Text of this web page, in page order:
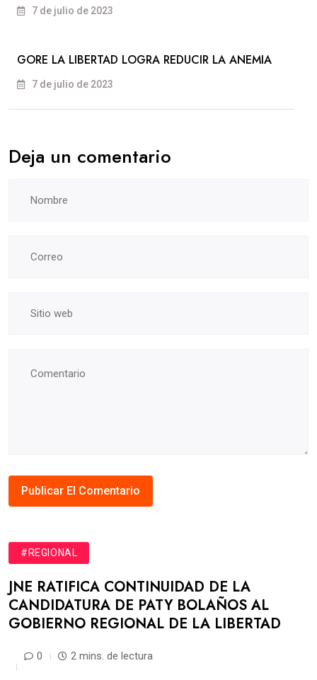
7 de julio de 2023
GORE LA LIBERTAD LOGRA REDUCIR LA ANEMIA
7 de julio de 2023
Deja un comentario
#REGIONAL
JNE RATIFICA CONTINUIDAD DE LA
CANDIDATURA DE PATY BOLAÑOS AL
GOBIERNO REGIONAL DE LA LIBERTAD
0 2 mins. de lectura